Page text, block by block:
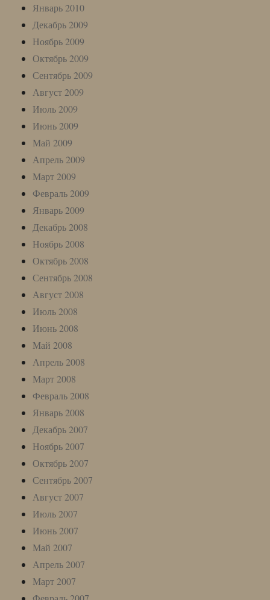
Январь 2010
Декабрь 2009
Ноябрь 2009
Октябрь 2009
Сентябрь 2009
Август 2009
Июль 2009
Июнь 2009
Май 2009
Апрель 2009
Март 2009
Февраль 2009
Январь 2009
Декабрь 2008
Ноябрь 2008
Октябрь 2008
Сентябрь 2008
Август 2008
Июль 2008
Июнь 2008
Май 2008
Апрель 2008
Март 2008
Февраль 2008
Январь 2008
Декабрь 2007
Ноябрь 2007
Октябрь 2007
Сентябрь 2007
Август 2007
Июль 2007
Июнь 2007
Май 2007
Апрель 2007
Март 2007